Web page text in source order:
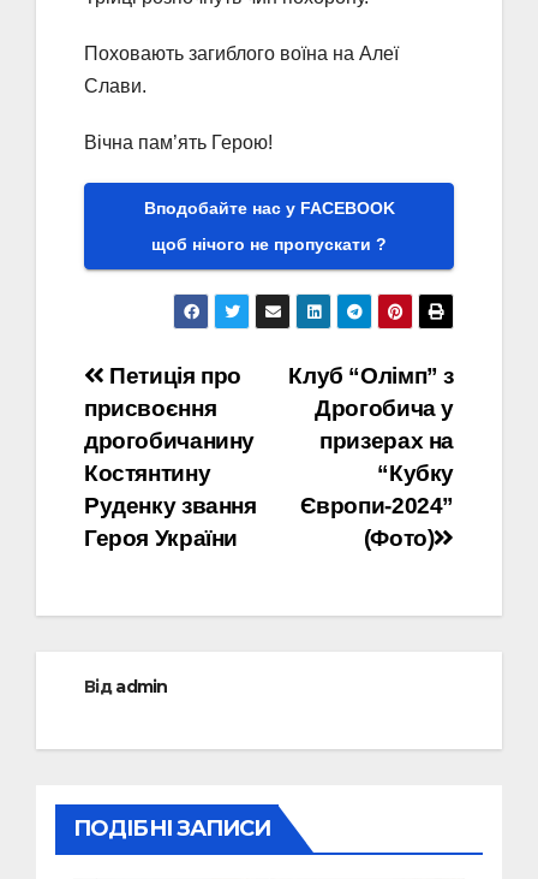
Поховають загиблого воїна на Алеї
Слави.
Вічна пам’ять Герою!
Вподобайте нас у FACEBOOK
щоб нічого не пропускати ?
Навігація
записів
Клуб “Олімп” з
Дрогобича у
призерах на
“Кубку
Європи-2024”
(Фото)
Петиція про
присвоєння
дрогобичанину
Костянтину
Руденку звання
Героя України
Відadmin
ПОДІБНІ ЗАПИСИ